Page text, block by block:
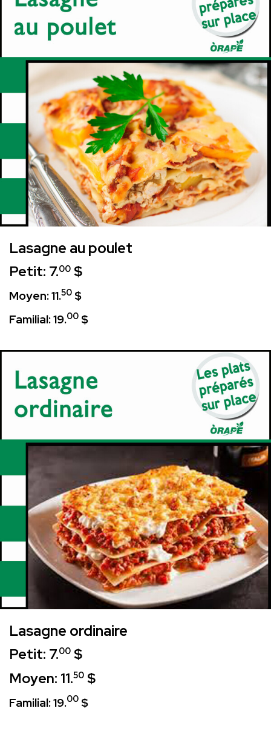
Lasagne au poulet
Petit: 7.00 $
Moyen: 11.50 $
Familial: 19.00 $
Lasagne ordinaire
Petit: 7.00 $
Moyen: 11.50 $
Familial: 19.00 $